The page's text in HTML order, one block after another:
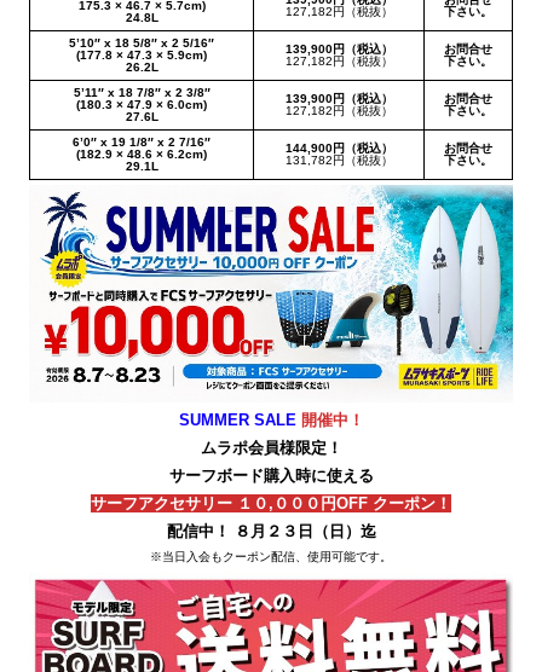
175.3 × 46.7 × 5.7cm)
24.8L
127,182円（税抜）
下さい。
5’10″ x 18 5/8″ x 2 5/16″
(177.8 × 47.3 × 5.9cm)
26.2L
139,900円（税込）
127,182円（税抜）
お問合せ
下さい。
5’11″ x 18 7/8″ x 2 3/8″
(180.3 × 47.9 × 6.0cm)
27.6L
139,900円（税込）
127,182円（税抜）
お問合せ
下さい。
6’0″ x 19 1/8″ x 2 7/16″
(182.9 × 48.6 × 6.2cm)
29.1L
144,900円（税込）
131,782円（税抜）
お問合せ
下さい。
SUMMER SALE 開催中！
ムラポ会員様限定！
サーフボード購入時に使える
サーフアクセサリー １０,０００円OFF クーポン！
配信中！ ８月２３日（日）迄
※当日入会もクーポン配信、使用可能です。